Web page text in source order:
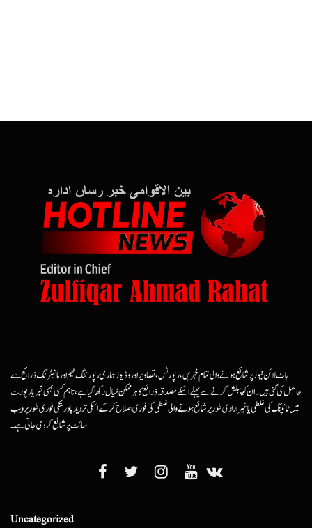
ہاٹ لائن نیوز پر شائع ہونے والی تمام خبریں، رپورٹس، تصاویر اور وڈیوز ہماری رپورٹنگ ٹیم اور مانیٹرنگ ذرائع سے
حاصل کی گئی ہیں۔ ان کو پبلش کرنے سے پہلے اسکے مصدقہ ذرائع کا ہرممکن خیال رکھا گیا ہے، تاہم کسی بھی خبر یا رپورٹ
میں ٹائپنگ کی غلطی یا غیرارادی طور پر شائع ہونے والی غلطی کی فوری اصلاح کرکے اسکی تردید یا درستگی فوری طور پر ویب
سائٹ پر شائع کردی جاتی ہے۔
Uncategorized